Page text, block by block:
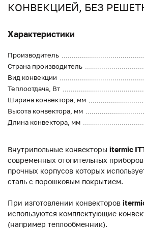
КОНВЕКЦИЕЙ, БЕЗ
Характеристики
Производитель
Страна производитель
Вид конвекции
Теплоотдача, Вт
Ширина конвектора, мм
Высота конвектора, мм
Длина конвектора, мм
Внутрипольные конвекторы itermic
современных отопительных
прочных корпусов которых
сталь с порошковым покрытием.
При изготовлении конвекторов
используются комплектующие
(например теплообменник).